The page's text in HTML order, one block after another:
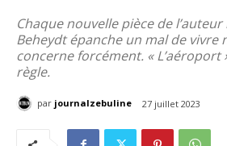
Chaque nouvelle pièce de
Beheydt épanche un mal de vivre
concerne forcément. « L’aéroport
règle.
par journalzebuline 27 juillet 2023